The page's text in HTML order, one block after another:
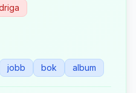
jobb bok album